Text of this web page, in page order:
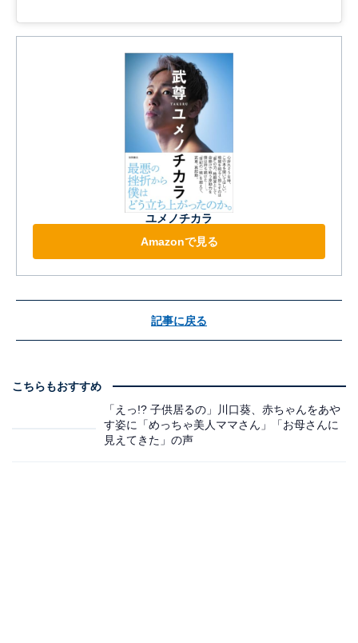
ユメノチカラ
Amazonで見る
記事に戻る
こちらもおすすめ
「えっ!? 子供居るの」川口葵、赤ちゃんをあや
す姿に「めっちゃ美人ママさん」「お母さんに
見えてきた」の声